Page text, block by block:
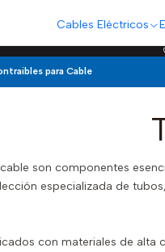
Cables Eléctricos
para Cable
son componentes
especializada de
con materiales de alta